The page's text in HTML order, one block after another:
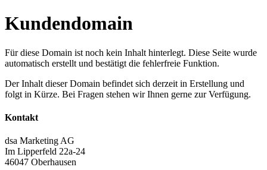
Kundendomain
Für diese Domain ist noch kein Inhalt hinterlegt. Diese Seite wurde
automatisch erstellt und bestätigt die fehlerfreie Funktion.
Der Inhalt dieser Domain befindet sich derzeit in Erstellung und
folgt in Kürze. Bei Fragen stehen wir Ihnen gerne zur Verfügung.
Kontakt
dsa Marketing AG
Im Lipperfeld 22a-24
46047 Oberhausen